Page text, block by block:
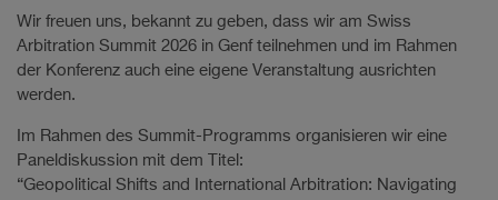
Wir freuen uns, bekannt zu geben, dass wir am Swiss
Arbitration Summit 2026 in Genf teilnehmen und im Rahmen
der Konferenz auch eine eigene Veranstaltung ausrichten
werden.
Im Rahmen des Summit-Programms organisieren wir eine
Paneldiskussion mit dem Titel:
“Geopolitical Shifts and International Arbitration: Navigating